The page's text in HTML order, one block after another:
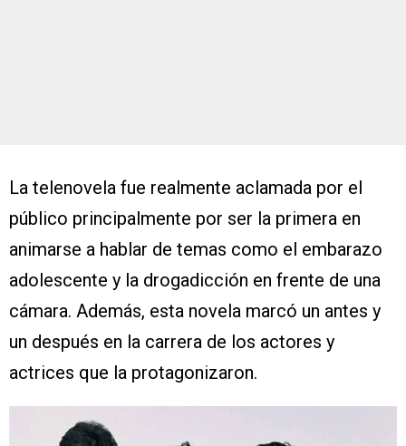
La telenovela fue realmente aclamada por el
público principalmente por ser la primera en
animarse a hablar de temas como el embarazo
adolescente y la drogadicción en frente de una
cámara. Además, esta novela marcó un antes y
un después en la carrera de los actores y
actrices que la protagonizaron.